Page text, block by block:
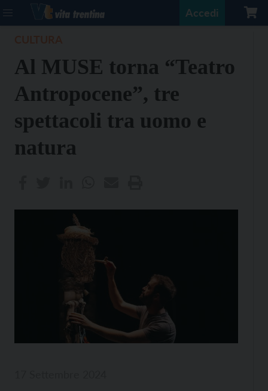
Accedi
Al MUSE torna “Teatro
Antropocene”, tre
spettacoli tra uomo e
natura